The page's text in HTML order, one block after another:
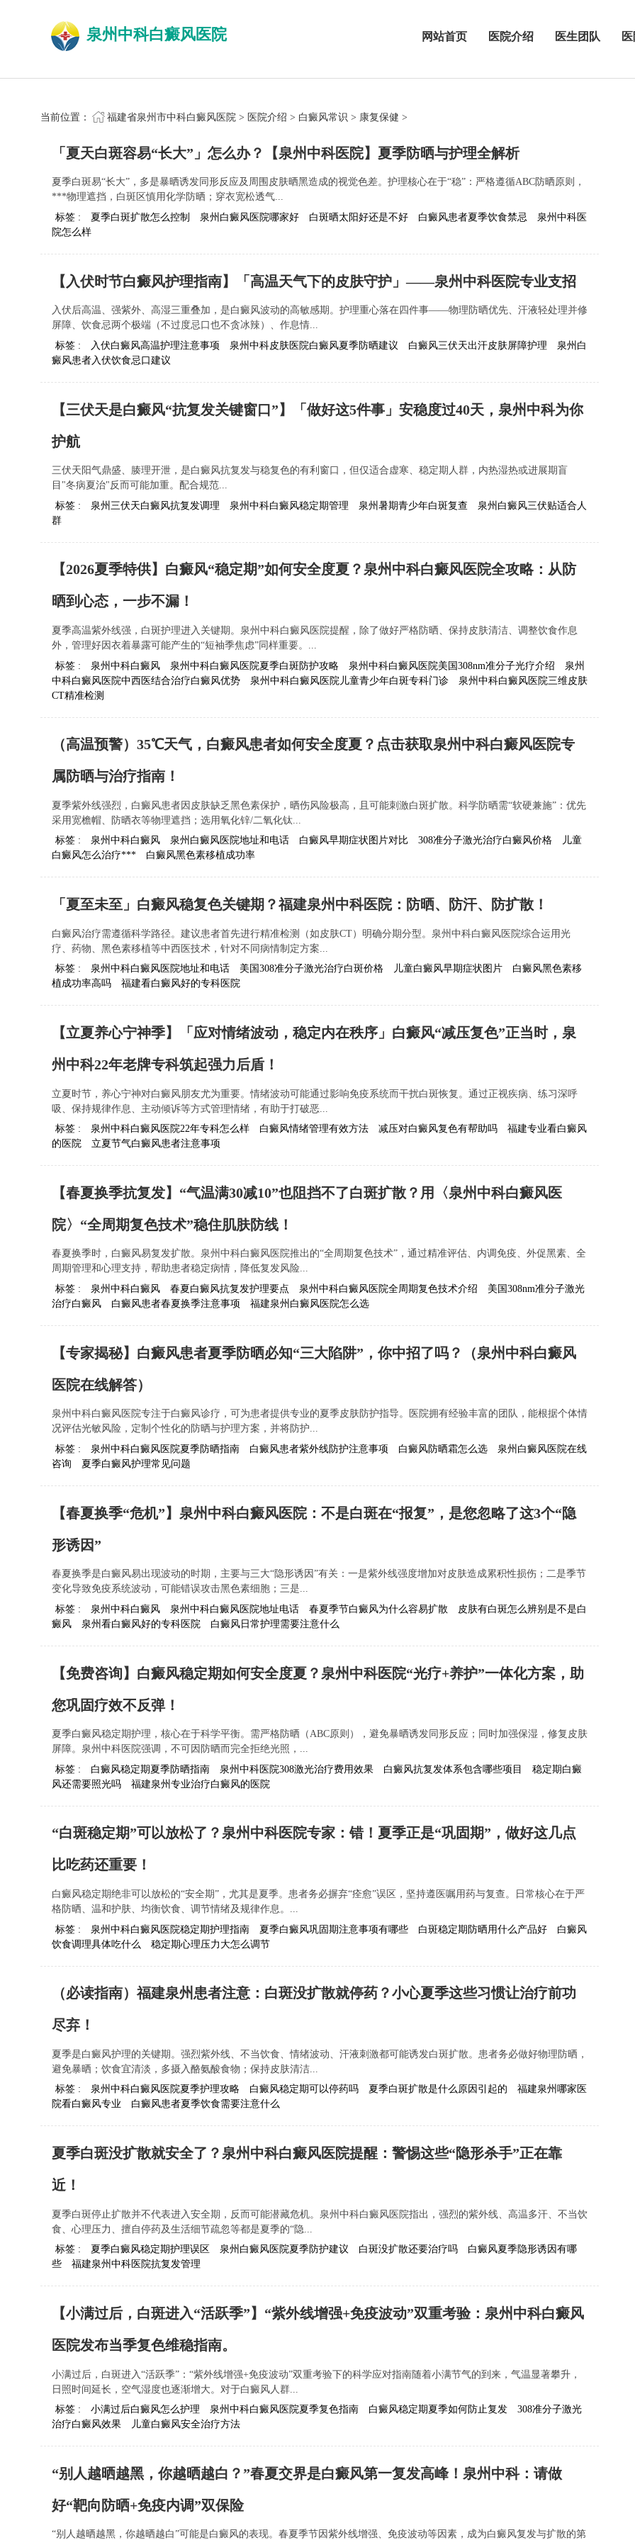
泉州中科白癜风医院 网站首页 医院介绍 医生团队
当前位置： 福建省泉州市中科白癜风医院 > 医院介绍 > 白癜风常识 > 康复保健 >
「夏天白斑容易“长大”」怎么办？【泉州中科医院】夏季防晒与护理全解析
夏季白斑易“长大”，多是暴晒诱发同形反应及周围皮肤晒黑造成的视觉色差。护理核心在于“稳”：严格遵循ABC防晒原则，
***物理遮挡，白斑区慎用化学防晒；穿衣宽松透气...
标签 :
夏季白斑扩散怎么控制 泉州白癜风医院哪家好 白斑晒太阳好还是不好 白癜风患者夏季饮食禁忌
泉州中科医
院怎么样
【入伏时节白癜风护理指南】「高温天气下的皮肤守护」——泉州中科医院专业支招
入伏后高温、强紫外、高湿三重叠加，是白癜风波动的高敏感期。护理重心落在四件事——物理防晒优先、汗液轻处理并修
屏障、饮食忌两个极端（不过度忌口也不贪冰辣）、作息情...
标签 :
入伏白癜风高温护理注意事项 泉州中科皮肤医院白癜风夏季防晒建议 白癜风三伏天出汗皮肤屏障护理
泉州白
癜风患者入伏饮食忌口建议
【三伏天是白癜风“抗复发关键窗口”】「做好这5件事」安稳度过40天，泉州中科为你
护航
三伏天阳气鼎盛、腠理开泄，是白癜风抗复发与稳复色的有利窗口，但仅适合虚寒、稳定期人群，内热湿热或进展期盲
目"冬病夏治"反而可能加重。配合规范...
标签 :
泉州三伏天白癜风抗复发调理 泉州中科白癜风稳定期管理 泉州暑期青少年白斑复查
泉州白癜风三伏贴适合人
群
【2026夏季特供】白癜风“稳定期”如何安全度夏？泉州中科白癜风医院全攻略：从防
晒到心态，一步不漏！
夏季高温紫外线强，白斑护理进入关键期。泉州中科白癜风医院提醒，除了做好严格防晒、保持皮肤清洁、调整饮食作息
外，管理好因衣着暴露可能产生的“短袖季焦虑”同样重要。...
标签 :
泉州中科白癜风 泉州中科白癜风医院夏季白斑防护攻略 泉州中科白癜风医院美国308nm准分子光疗介绍
泉州
中科白癜风医院中西医结合治疗白癜风优势
泉州中科白癜风医院儿童青少年白斑专科门诊
泉州中科白癜风医院三维皮肤
CT精准检测
（高温预警）35℃天气，白癜风患者如何安全度夏？点击获取泉州中科白癜风医院专
属防晒与治疗指南！
夏季紫外线强烈，白癜风患者因皮肤缺乏黑色素保护，晒伤风险极高，且可能刺激白斑扩散。科学防晒需“软硬兼施”：优先
采用宽檐帽、防晒衣等物理遮挡；选用氧化锌/二氧化钛...
标签 :
泉州中科白癜风 泉州白癜风医院地址和电话 白癜风早期症状图片对比 308准分子激光治疗白癜风价格
儿童
白癜风怎么治疗***
白癜风黑色素移植成功率
「夏至未至」白癜风稳复色关键期？福建泉州中科医院：防晒、防汗、防扩散！
白癜风治疗需遵循科学路径。建议患者首先进行精准检测（如皮肤CT）明确分期分型。泉州中科白癜风医院综合运用光
疗、药物、黑色素移植等中西医技术，针对不同病情制定方案...
标签 :
泉州中科白癜风医院地址和电话 美国308准分子激光治疗白斑价格 儿童白癜风早期症状图片
白癜风黑色素移
植成功率高吗
福建看白癜风好的专科医院
【立夏养心宁神季】「应对情绪波动，稳定内在秩序」白癜风“减压复色”正当时，泉
州中科22年老牌专科筑起强力后盾！
立夏时节，养心宁神对白癜风朋友尤为重要。情绪波动可能通过影响免疫系统而干扰白斑恢复。通过正视疾病、练习深呼
吸、保持规律作息、主动倾诉等方式管理情绪，有助于打破恶...
标签 :
泉州中科白癜风医院22年专科怎么样 白癜风情绪管理有效方法 减压对白癜风复色有帮助吗
福建专业看白癜风
的医院
立夏节气白癜风患者注意事项
【春夏换季抗复发】“气温满30减10”也阻挡不了白斑扩散？用〈泉州中科白癜风医
院〉“全周期复色技术”稳住肌肤防线！
春夏换季时，白癜风易复发扩散。泉州中科白癜风医院推出的“全周期复色技术”，通过精准评估、内调免疫、外促黑素、全
周期管理和心理支持，帮助患者稳定病情，降低复发风险...
标签 :
泉州中科白癜风 春夏白癜风抗复发护理要点 泉州中科白癜风医院全周期复色技术介绍
美国308nm准分子激光
治疗白癜风
白癜风患者春夏换季注意事项 福建泉州白癜风医院怎么选
【专家揭秘】白癜风患者夏季防晒必知“三大陷阱”，你中招了吗？（泉州中科白癜风
医院在线解答）
泉州中科白癜风医院专注于白癜风诊疗，可为患者提供专业的夏季皮肤防护指导。医院拥有经验丰富的团队，能根据个体情
况评估光敏风险，定制个性化的防晒与护理方案，并将防护...
标签 :
泉州中科白癜风医院夏季防晒指南 白癜风患者紫外线防护注意事项 白癜风防晒霜怎么选
泉州白癜风医院在线
咨询
夏季白癜风护理常见问题
【春夏换季“危机”】泉州中科白癜风医院：不是白斑在“报复”，是您忽略了这3个“隐
形诱因”
春夏换季是白癜风易出现波动的时期，主要与三大“隐形诱因”有关：一是紫外线强度增加对皮肤造成累积性损伤；二是季节
变化导致免疫系统波动，可能错误攻击黑色素细胞；三是...
标签 :
泉州中科白癜风 泉州中科白癜风医院地址电话 春夏季节白癜风为什么容易扩散
皮肤有白斑怎么辨别是不是白
癜风
泉州看白癜风好的专科医院 白癜风日常护理需要注意什么
【免费咨询】白癜风稳定期如何安全度夏？泉州中科医院“光疗+养护”一体化方案，助
您巩固疗效不反弹！
夏季白癜风稳定期护理，核心在于科学平衡。需严格防晒（ABC原则），避免暴晒诱发同形反应；同时加强保湿，修复皮肤
屏障。泉州中科医院强调，不可因防晒而完全拒绝光照，...
标签 :
白癜风稳定期夏季防晒指南 泉州中科医院308激光治疗费用效果 白癜风抗复发体系包含哪些项目
稳定期白癜
风还需要照光吗
福建泉州专业治疗白癜风的医院
“白斑稳定期”可以放松了？泉州中科医院专家：错！夏季正是“巩固期”，做好这几点
比吃药还重要！
白癜风稳定期绝非可以放松的“安全期”，尤其是夏季。患者务必摒弃“痊愈”误区，坚持遵医嘱用药与复查。日常核心在于严
格防晒、温和护肤、均衡饮食、调节情绪及规律作息。...
标签 :
泉州中科白癜风医院稳定期护理指南 夏季白癜风巩固期注意事项有哪些 白斑稳定期防晒用什么产品好
白癜风
饮食调理具体吃什么
稳定期心理压力大怎么调节
（必读指南）福建泉州患者注意：白斑没扩散就停药？小心夏季这些习惯让治疗前功
尽弃！
夏季是白癜风护理的关键期。强烈紫外线、不当饮食、情绪波动、汗液刺激都可能诱发白斑扩散。患者务必做好物理防晒，
避免暴晒；饮食宜清淡，多摄入酪氨酸食物；保持皮肤清洁...
标签 :
泉州中科白癜风医院夏季护理攻略 白癜风稳定期可以停药吗 夏季白斑扩散是什么原因引起的
福建泉州哪家医
院看白癜风专业
白癜风患者夏季饮食需要注意什么
夏季白斑没扩散就安全了？泉州中科白癜风医院提醒：警惕这些“隐形杀手”正在靠
近！
夏季白斑停止扩散并不代表进入安全期，反而可能潜藏危机。泉州中科白癜风医院指出，强烈的紫外线、高温多汗、不当饮
食、心理压力、擅自停药及生活细节疏忽等都是夏季的“隐...
标签 :
夏季白癜风稳定期护理误区 泉州白癜风医院夏季防护建议 白斑没扩散还要治疗吗
白癜风夏季隐形诱因有哪
些
福建泉州中科医院抗复发管理
【小满过后，白斑进入“活跃季”】“紫外线增强+免疫波动”双重考验：泉州中科白癜风
医院发布当季复色维稳指南。
小满过后，白斑进入“活跃季”：“紫外线增强+免疫波动”双重考验下的科学应对指南随着小满节气的到来，气温显著攀升，
日照时间延长，空气湿度也逐渐增大。对于白癜风人群...
标签 :
小满过后白癜风怎么护理 泉州中科白癜风医院夏季复色指南 白癜风稳定期夏季如何防止复发
308准分子激光
治疗白癜风效果
儿童白癜风安全治疗方法
“别人越晒越黑，你越晒越白？”春夏交界是白癜风第一复发高峰！泉州中科：请做
好“靶向防晒+免疫内调”双保险
“别人越晒越黑，你越晒越白”可能是白癜风的表现。春夏季节因紫外线增强、免疫波动等因素，成为白癜风复发与扩散的第